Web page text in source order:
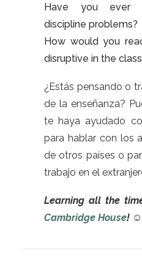
Have you ever
discipline problems?
How would you
disruptive in the
¿Estás pensando o
de la enseñanza?
te haya ayudado
para hablar con los
de otros países o
trabajo en el
Learning all the
Cambridge House! ☺